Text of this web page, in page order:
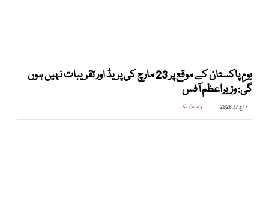
یومِ پاکستان کے موقع پر 23 مارچ کی پریڈ اور تقریبات نہیں ہوں
گی: وزیراعظم آفس
مارچ 17, 2026 ویب ڈیسک